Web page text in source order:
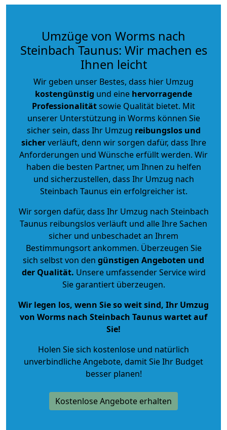
Umzüge von Worms nach
Steinbach Taunus: Wir machen es
Ihnen leicht
Wir geben unser Bestes, dass hier Umzug
kostengünstig und eine hervorragende
Professionalitätsowie Qualität bietet. Mit
unserer Unterstützung in Worms können Sie
sicher sein, dass Ihr Umzug reibungslos und
sicherverläuft, denn wir sorgen dafür, dass Ihre
Anforderungen und Wünsche erfüllt werden. Wir
haben die besten Partner, um Ihnen zu helfen
und sicherzustellen, dass Ihr Umzug nach
Steinbach Taunus ein erfolgreicher ist.
Wir sorgen dafür, dass Ihr Umzug nach Steinbach
Taunus reibungslos verläuft und alle Ihre Sachen
sicher und unbeschadet an Ihrem
Bestimmungsort ankommen. Überzeugen Sie
sich selbst von den günstigen Angeboten und
der Qualität. Unsere umfassender Service wird
Sie garantiert überzeugen.
Wir legen los, wenn Sie so weit sind, Ihr Umzug
von Worms nach Steinbach Taunus wartet auf
Sie!
Holen Sie sich kostenlose und natürlich
unverbindliche Angebote, damit Sie Ihr Budget
besser planen!
Kostenlose Angebote erhalten